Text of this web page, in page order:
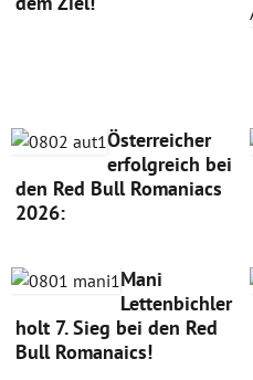
Österreicher
erfolgreich bei
den Red Bull Romaniacs
2026:
Mani
Lettenbichler
holt 7. Sieg bei den Red
Bull Romanaics!